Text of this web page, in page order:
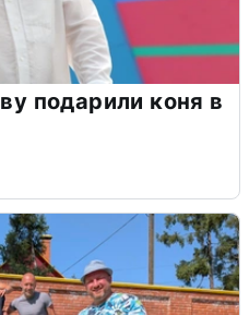
подарили коня в